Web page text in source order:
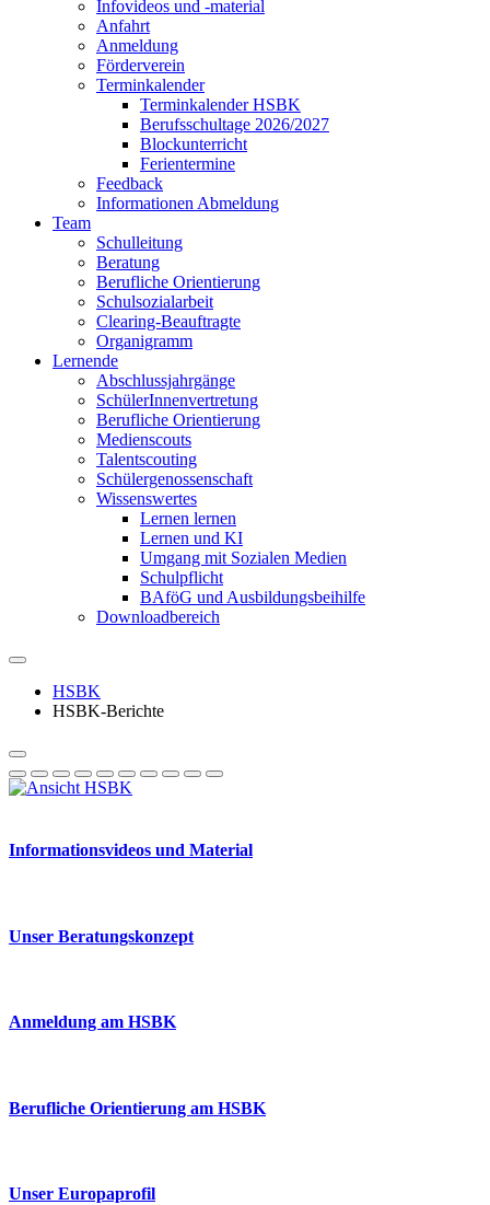
Infovideos und -material
Anfahrt
Anmeldung
Förderverein
Terminkalender
Terminkalender HSBK
Berufsschultage 2026/2027
Blockunterricht
Ferientermine
Feedback
Informationen Abmeldung
Team
Schulleitung
Beratung
Berufliche Orientierung
Schulsozialarbeit
Clearing-Beauftragte
Organigramm
Lernende
Abschlussjahrgänge
SchülerInnenvertretung
Berufliche Orientierung
Medienscouts
Talentscouting
Schüler­genossen­schaft
Wissenswertes
Lernen lernen
Lernen und KI
Umgang mit Sozialen Medien
Schulpflicht
BAföG und Ausbildungsbeihilfe
Downloadbereich
HSBK
HSBK-Berichte
Informationsvideos und Material
Unser Beratungskonzept
Anmeldung am HSBK
Berufliche Orientierung am HSBK
Unser Europaprofil